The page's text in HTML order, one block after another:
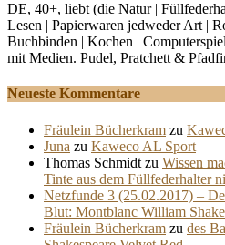
DE, 40+, liebt (die Natur |
Lesen | Papierwaren jedweder Art |
Buchbinden | Kochen |
mit Medien. Pudel, Pratchett &
Neueste Kommentare
Fräulein Bücherkram zu
Juna zu Kaweco AL Sport
Thomas Schmidt zu Wissen
Tinte aus dem Füllfederhalter
Netzfunde 3 (25.02.2017) –
Blut: Montblanc William
Fräulein Bücherkram zu des